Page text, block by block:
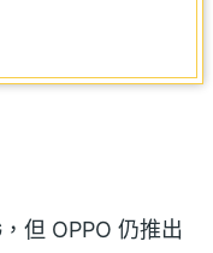
但 OPPO 仍推出